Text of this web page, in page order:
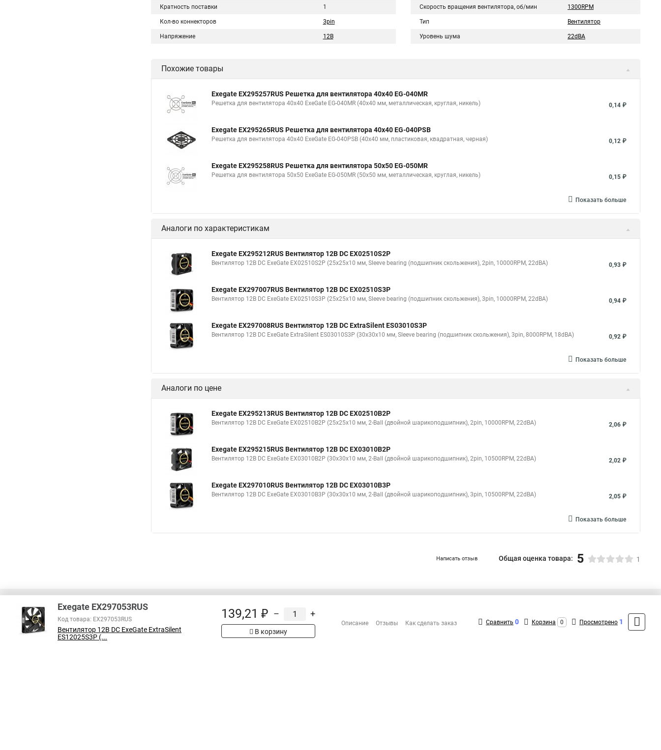
Кратность поставки 1
Кол-во коннекторов 3pin
Напряжение 12В
Скорость вращения вентилятора, об/мин 1300RPM
Тип Вентилятор
Уровень шума 22dBA
Похожие товары
Exegate EX295257RUS Решетка для вентилятора 40x40 EG-040MR
Решетка для вентилятора 40x40 ExeGate EG-040MR (40x40 мм, металлическая, круглая, никель) 0,14 ₽
Exegate EX295265RUS Решетка для вентилятора 40x40 EG-040PSB
Решетка для вентилятора 40x40 ExeGate EG-040PSB (40x40 мм, пластиковая, квадратная, черная) 0,12 ₽
Exegate EX295258RUS Решетка для вентилятора 50х50 EG-050MR
Решетка для вентилятора 50х50 ExeGate EG-050MR (50x50 мм, металлическая, круглая, никель) 0,15 ₽
Показать больше
Аналоги по характеристикам
Exegate EX295212RUS Вентилятор 12В DC EX02510S2P
Вентилятор 12В DC ExeGate EX02510S2P (25x25x10 мм, Sleeve bearing (подшипник скольжения), 2pin, 10000RPM, 22dBA) 0,93 ₽
Exegate EX297007RUS Вентилятор 12В DC EX02510S3P
Вентилятор 12В DC ExeGate EX02510S3P (25x25x10 мм, Sleeve bearing (подшипник скольжения), 3pin, 10000RPM, 22dBA) 0,94 ₽
Exegate EX297008RUS Вентилятор 12В DC ExtraSilent ES03010S3P
Вентилятор 12В DC ExeGate ExtraSilent ES03010S3P (30x30x10 мм, Sleeve bearing (подшипник скольжения), 3pin, 8000RPM, 18dBA) 0,92 ₽
Показать больше
Аналоги по цене
Exegate EX295213RUS Вентилятор 12В DC EX02510B2P
Вентилятор 12В DC ExeGate EX02510B2P (25x25x10 мм, 2-Ball (двойной шарикоподшипник), 2pin, 10000RPM, 22dBA) 2,06 ₽
Exegate EX295215RUS Вентилятор 12В DC EX03010B2P
Вентилятор 12В DC ExeGate EX03010B2P (30x30x10 мм, 2-Ball (двойной шарикоподшипник), 2pin, 10500RPM, 22dBA) 2,02 ₽
Exegate EX297010RUS Вентилятор 12В DC EX03010B3P
Вентилятор 12В DC ExeGate EX03010B3P (30x30x10 мм, 2-Ball (двойной шарикоподшипник), 3pin, 10500RPM, 22dBA) 2,05 ₽
Показать больше
Написать отзыв Общая оценка товара: 5 1
В соответствии с пунктом 2 статьи 437 ГК РФ, вся информация о товарах на сайте имеет
справочный характер и не является публичной офертой. При покупке проверяйте товар
Сотрудничество
+7 (495) 432-41-41
MAX: +7 (936) 132-34-54
Exegate EX297053RUS
Код товара: EX297053RUS
Вентилятор 12В DC ExeGate ExtraSilent
ES12025S3P (...
139,21 ₽ – +
В корзину
Описание Отзывы Как сделать заказ Сравнить 0 Корзина 0 Просмотрено 1